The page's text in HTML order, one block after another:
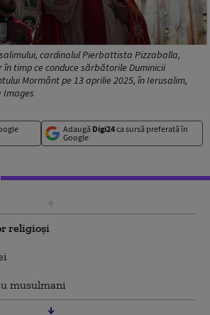
cardinalul Pierbattista Pizzaballa,
timp ce conduce sărbătorile Duminicii
Mormânt pe 13 aprilie 2025, în Ierusalim,
Images
Adaugă Digi24ca sursă preferată în
Google
religioși
musulmani